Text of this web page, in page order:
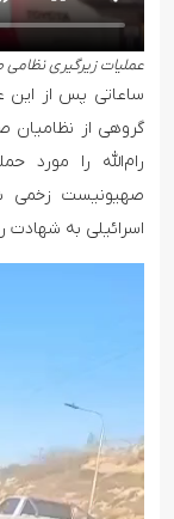
عملیات زیرگیری
ساعاتی پس از این
گروهی از
رام‌الله را مورد
صهیونیست زخمی
اسرائیلی به شهادت